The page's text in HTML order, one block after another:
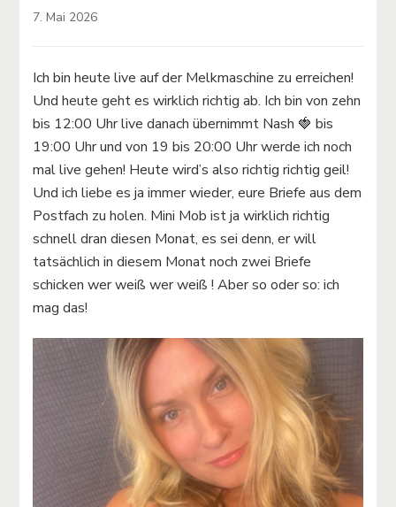
7. Mai 2026
Ich bin heute live auf der Melkmaschine zu erreichen!
Und heute geht es wirklich richtig ab. Ich bin von zehn
bis 12:00 Uhr live danach übernimmt Nash 🍓 bis
19:00 Uhr und von 19 bis 20:00 Uhr werde ich noch
mal live gehen! Heute wird’s also richtig richtig geil!
Und ich liebe es ja immer wieder, eure Briefe aus dem
Postfach zu holen. Mini Mob ist ja wirklich richtig
schnell dran diesen Monat, es sei denn, er will
tatsächlich in diesem Monat noch zwei Briefe
schicken wer weiß wer weiß ! Aber so oder so: ich
mag das!